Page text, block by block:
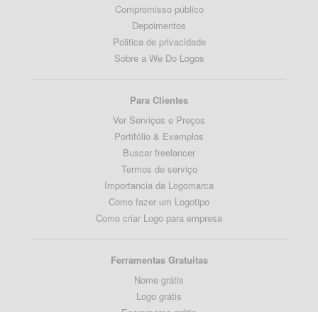
Compromisso público
Depoimentos
Politica de privacidade
Sobre a We Do Logos
Para Clientes
Ver Serviços e Preços
Portifólio & Exemplos
Buscar freelancer
Termos de serviço
Importancia da Logomarca
Como fazer um Logotipo
Como criar Logo para empresa
Ferramentas Gratuitas
Nome grátis
Logo grátis